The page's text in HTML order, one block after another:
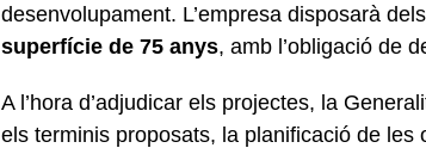
desenvolupament. L’empresa disposarà
superfície de 75 anys, amb l’obligació de
A l’hora d’adjudicar els projectes, la
els terminis proposats, la planificació de les